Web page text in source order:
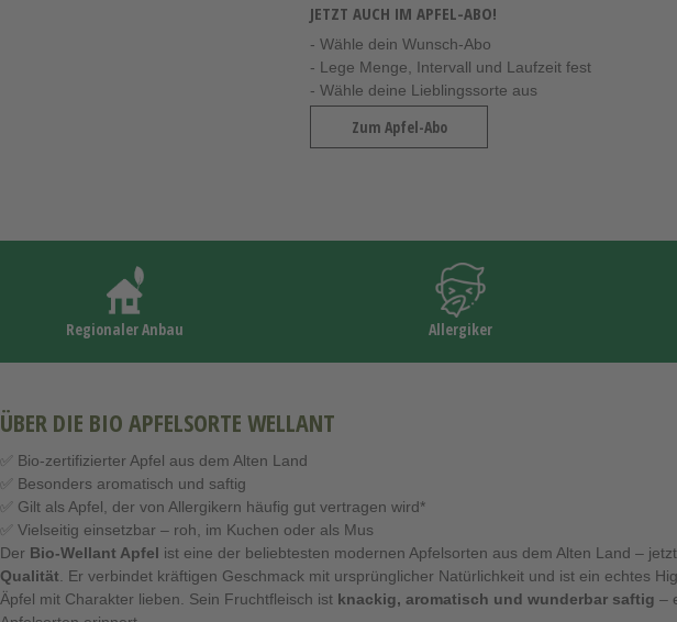
JETZT AUCH IM APFEL-ABO!
- Wähle dein Wunsch-Abo
- Lege Menge, Intervall und Laufzeit fest
- Wähle deine Lieblingssorte aus
Zum Apfel-Abo
Regionaler Anbau Allergiker
ÜBER DIE BIO APFELSORTE WELLANT
✅ Bio-zertifizierter Apfel aus dem Alten Land
✅ Besonders aromatisch und saftig
✅ Gilt als Apfel, der von Allergikern häufig gut vertragen wird*
✅ Vielseitig einsetzbar – roh, im Kuchen oder als Mus
Der Bio-Wellant Apfel ist eine der beliebtesten modernen Apfelsorten aus dem Alten Land –
Qualität . Er verbindet kräftigen Geschmack mit ursprünglicher Natürlichkeit und ist ein echtes
Äpfel mit Charakter lieben. Sein Fruchtfleisch ist knackig, aromatisch und wunderbar saftig –